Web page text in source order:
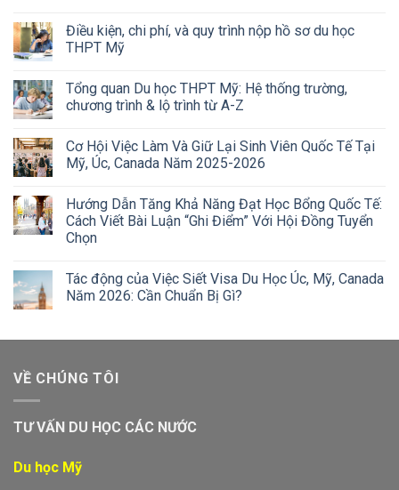
Điều kiện, chi phí, và quy trình nộp hồ sơ du học
THPT Mỹ
Tổng quan Du học THPT Mỹ: Hệ thống trường,
chương trình & lộ trình từ A-Z
Cơ Hội Việc Làm Và Giữ Lại Sinh Viên Quốc Tế Tại
Mỹ, Úc, Canada Năm 2025-2026
Hướng Dẫn Tăng Khả Năng Đạt Học Bổng Quốc Tế:
Cách Viết Bài Luận “Ghi Điểm” Với Hội Đồng Tuyển
Chọn
Tác động của Việc Siết Visa Du Học Úc, Mỹ, Canada
Năm 2026: Cần Chuẩn Bị Gì?
VỀ CHÚNG TÔI
TƯ VẤN DU HỌC CÁC NƯỚC
Du học Mỹ